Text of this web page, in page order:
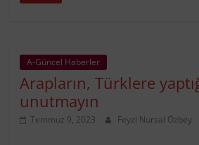
A-Güncel Haberler
Arapların, Türklere
unutmayın
Temmuz 9, 2023 Feyzi Nursal Özbey